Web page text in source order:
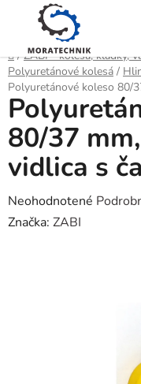
Domov
/ ZABI - kolesá, kladky,
Polyuretánové kolesá /
Polyuretánové koleso 80/
80/37
vidlica s
Priemerné
hodnotenie
Neohodnotené
Značka: ZABI